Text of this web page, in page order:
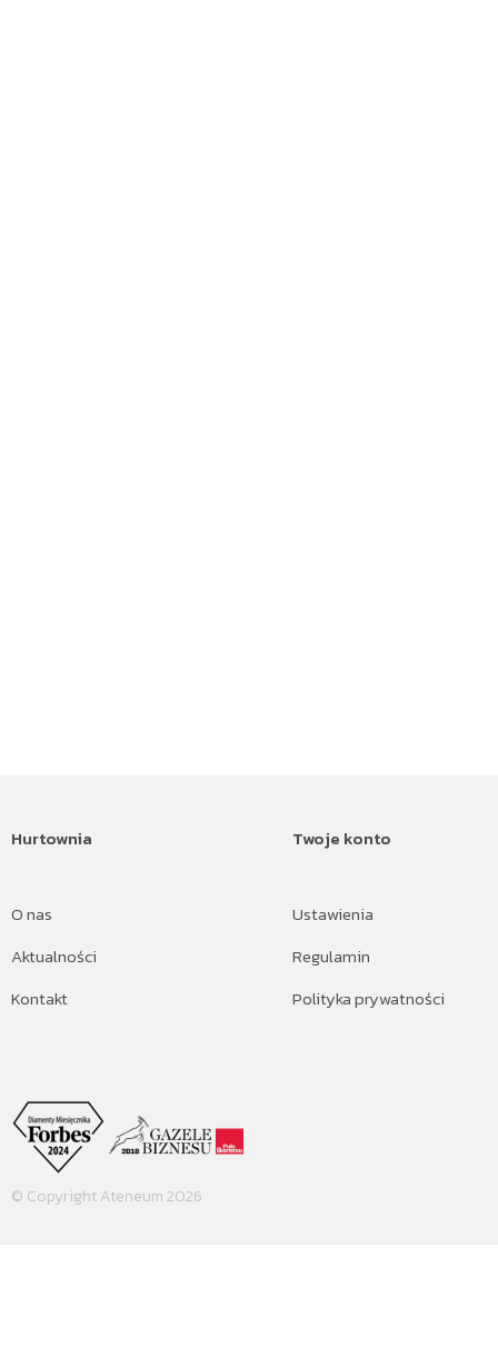
Hurtownia
O nas
Aktualności
Kontakt
Twoje konto
Ustawienia
Regulamin
Polityka prywatności
© Copyright Ateneum 2026